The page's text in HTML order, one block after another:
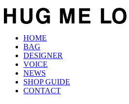
HOME
BAG
DESIGNER
VOICE
NEWS
SHOP GUIDE
CONTACT